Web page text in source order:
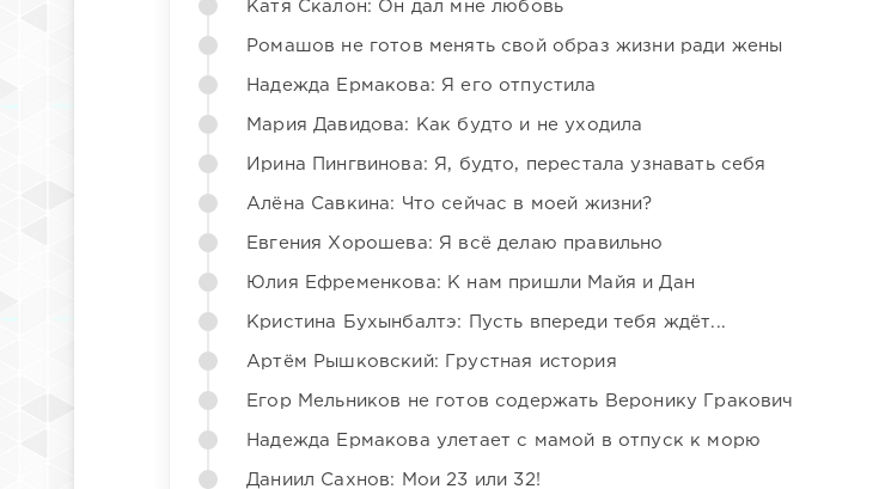
Катя Скалон: Он дал мне любовь
Ромашов не готов менять свой образ жизни ради жены
Надежда Ермакова: Я его отпустила
Мария Давидова: Как будто и не уходила
Ирина Пингвинова: Я, будто, перестала узнавать себя
Алёна Савкина: Что сейчас в моей жизни?
Евгения Хорошева: Я всё делаю правильно
Юлия Ефременкова: К нам пришли Майя и Дан
Кристина Бухынбалтэ: Пусть впереди тебя ждёт...
Артём Рышковский: Грустная история
Егор Мельников не готов содержать Веронику Гракович
Надежда Ермакова улетает с мамой в отпуск к морю
Даниил Сахнов: Мои 23 или 32!